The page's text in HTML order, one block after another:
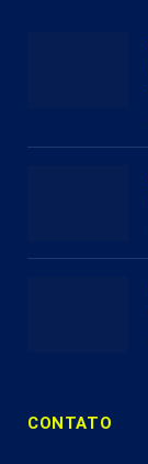
CONTATO